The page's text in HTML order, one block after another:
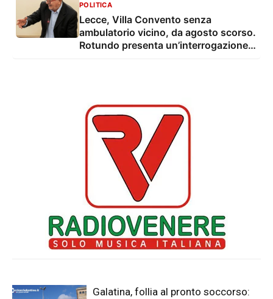
POLITICA
Lecce, Villa Convento senza
ambulatorio vicino, da agosto scorso.
Rotundo presenta un’interrogazione e
Galatina, follia al pronto soccorso: